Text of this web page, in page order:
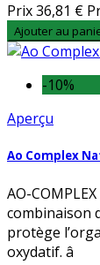
Prix36,81 €
Ajouter au
-10%
Aperçu
Ao Complex
AO-
combinaison
protège
oxydatif. â